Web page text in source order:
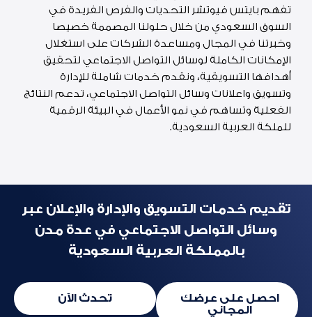
تفهم بايتس فيوتشر التحديات والفرص الفريدة في
السوق السعودي من خلال حلولنا المصممة خصيصا
وخبرتنا في المجال ومساعدة الشركات على استغلال
الإمكانات الكاملة لوسائل التواصل الاجتماعي لتحقيق
أهدافها التسويقية، ونقدم خدمات شاملة للإدارة
وتسويق واعلانات وسائل التواصل الاجتماعي، تدعم النتائج
الفعلية وتساهم في نمو الأعمال في البيئة الرقمية
للملكة العربية السعودية.
تقديم خدمات التسويق والإدارة والإعلان عبر
وسائل التواصل الاجتماعي في عدة مدن
بالمملكة العربية السعودية
احصل على عرضك
المجاني
تحدث الآن